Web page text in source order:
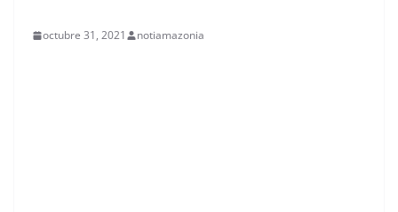
octubre 31, 2021 notiamazonia